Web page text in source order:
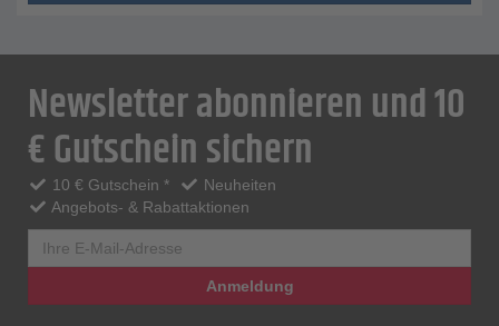
Newsletter abonnieren und 10
€ Gutschein sichern
10 € Gutschein *
Neuheiten
Angebots- & Rabattaktionen
Anmeldung